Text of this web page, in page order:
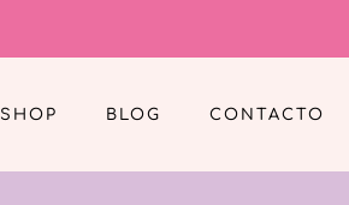
SHOP BLOG CONTACTO